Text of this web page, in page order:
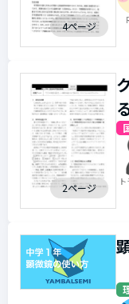
4ページ
2ページ